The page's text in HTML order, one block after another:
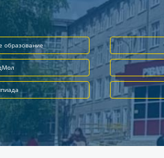
образование